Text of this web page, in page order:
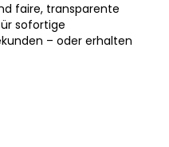
faire, transparente
sofortige
– oder erhalten